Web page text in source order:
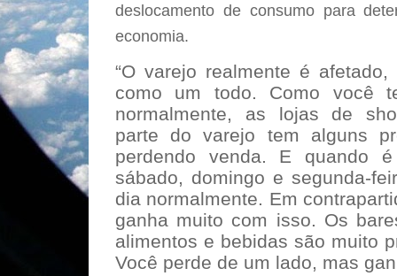
deslocamento de consumo para
economia.
“O varejo realmente é
como um todo. Como você
normalmente, as lojas de
parte do varejo tem alguns
perdendo venda. E quando
sábado, domingo e segunda-
dia normalmente. Em
ganha muito com isso. Os
alimentos e bebidas são muito
Você perde de um lado, mas